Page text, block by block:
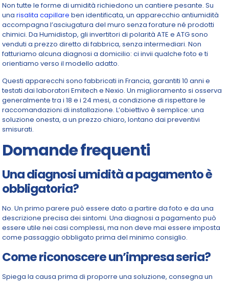
Non tutte le forme di umidità richiedono un cantiere pesante. Su
unarisalita capillare ben identificata, un apparecchio antiumidità
accompagna l’asciugatura del muro senza forature né prodotti
chimici. Da Humidistop, gli invertitori di polarità ATE e ATG sono
venduti a prezzo diretto di fabbrica, senza intermediari. Non
fatturiamo alcuna diagnosi a domicilio: ci invii qualche foto e ti
orientiamo verso il modello adatto.
Questi apparecchi sono fabbricati in Francia, garantiti 10 anni e
testati dai laboratori Emitech e Nexio. Un miglioramento si osserva
generalmente tra i 18 e i 24 mesi, a condizione di rispettare le
raccomandazioni di installazione. L’obiettivo è semplice: una
soluzione onesta, a un prezzo chiaro, lontano dai preventivi
smisurati.
Domande frequenti
Una diagnosi umidità a pagamento è
obbligatoria?
No. Un primo parere può essere dato a partire da foto e da una
descrizione precisa dei sintomi. Una diagnosi a pagamento può
essere utile nei casi complessi, ma non deve mai essere imposta
come passaggio obbligato prima del minimo consiglio.
Come riconoscere un’impresa seria?
Spiega la causa prima di proporre una soluzione, consegna un